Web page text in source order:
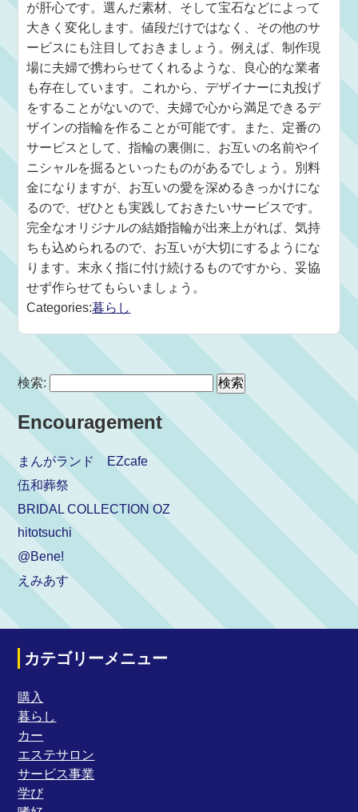
が肝心です。選んだ素材、そして宝石などによって
大きく変化します。値段だけではなく、その他のサ
ービスにも注目しておきましょう。例えば、制作現
場に夫婦で携わらせてくれるような、良心的な業者
も存在しています。これから、デザイナーに丸投げ
をすることがないので、夫婦で心から満足できるデ
ザインの指輪を作ることが可能です。また、定番の
サービスとして、指輪の裏側に、お互いの名前やイ
ニシャルを掘るといったものがあるでしょう。別料
金になりますが、お互いの愛を深めるきっかけにな
るので、ぜひとも実践しておきたいサービスです。
完全なオリジナルの結婚指輪が出来上がれば、気持
ちも込められるので、お互いが大切にするようにな
ります。末永く指に付け続けるものですから、妥協
せず作らせてもらいましょう。
Categories:暮らし
検索:
Encouragement
まんがランド EZcafe
伍和葬祭
BRIDAL COLLECTION OZ
hitotsuchi
@Bene!
えみあす
カテゴリーメニュー
購入
暮らし
カー
エステサロン
サービス事業
学び